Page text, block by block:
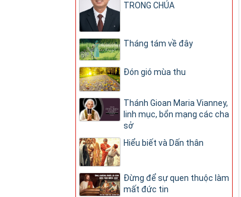
TRONG CHÚA
Tháng tám về đây
Đón gió mùa thu
Thánh Gioan Maria Vianney,
linh mục, bổn mạng các cha
sở
Hiểu biết và Dấn thân
Đừng để sự quen thuộc làm
mất đức tin